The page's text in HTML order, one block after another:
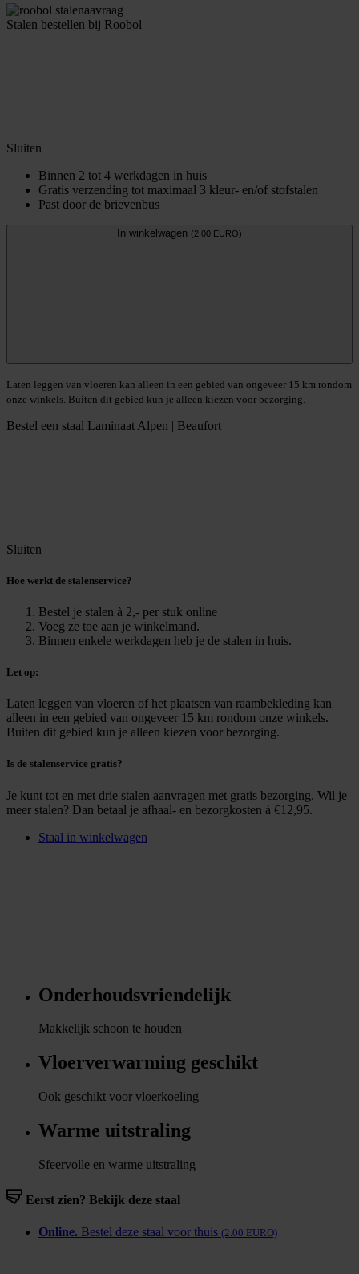
Stalen bestellen bij Roobol
Sluiten
Binnen 2 tot 4 werkdagen in huis
Gratis verzending tot maximaal 3 kleur- en/of stofstalen
Past door de brievenbus
In winkelwagen (2.00 EURO)
Laten leggen van vloeren kan alleen in een gebied van ongeveer 15 km rondom
onze winkels. Buiten dit gebied kun je alleen kiezen voor bezorging.
Bestel een staal Laminaat Alpen | Beaufort
Sluiten
Hoe werkt de stalenservice?
Bestel je stalen à 2,- per stuk online
Voeg ze toe aan je winkelmand.
Binnen enkele werkdagen heb je de stalen in huis.
Let op:
Laten leggen van vloeren of het plaatsen van raambekleding kan
alleen in een gebied van ongeveer 15 km rondom onze winkels.
Buiten dit gebied kun je alleen kiezen voor bezorging.
Is de stalenservice gratis?
Je kunt tot en met drie stalen aanvragen met gratis bezorging. Wil je
meer stalen? Dan betaal je afhaal- en bezorgkosten á €12,95.
Staal in winkelwagen
Onderhoudsvriendelijk
Makkelijk schoon te houden
Vloerverwarming geschikt
Ook geschikt voor vloerkoeling
Warme uitstraling
Sfeervolle en warme uitstraling
Eerst zien? Bekijk deze staal
Online. Bestel deze staal voor thuis (2.00 EURO)